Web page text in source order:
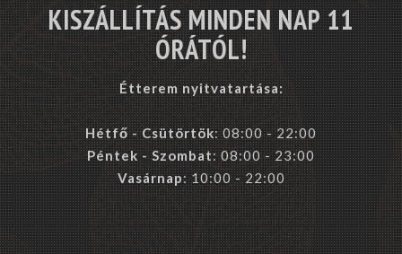
KISZÁLLÍTÁS MINDEN NAP 11
ÓRÁTÓL!
Étterem nyitvatartása:
Hétfő - Csütörtök: 08:00 - 22:00
Péntek - Szombat: 08:00 - 23:00
Vasárnap: 10:00 - 22:00